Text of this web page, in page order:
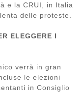
e la CRUI, in Italia
delle proteste.
ELEGGERE I
verrà in gran
le elezioni
in Consiglio